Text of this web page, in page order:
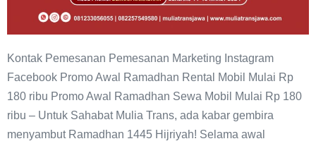
Kontak Pemesanan Pemesanan Marketing Instagram
Facebook Promo Awal Ramadhan Rental Mobil Mulai Rp
180 ribu Promo Awal Ramadhan Sewa Mobil Mulai Rp 180
ribu – Untuk Sahabat Mulia Trans, ada kabar gembira
menyambut Ramadhan 1445 Hijriyah! Selama awal